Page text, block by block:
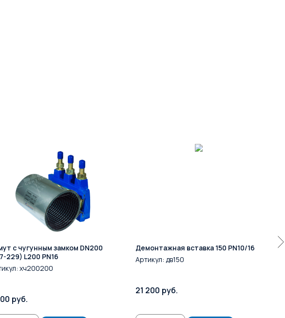
с чугунным замком DN200
229) L200 PN16
хч200200
руб.
Демонтажная вставка 150 PN10/16
Артикул: дв150
21 200 руб.